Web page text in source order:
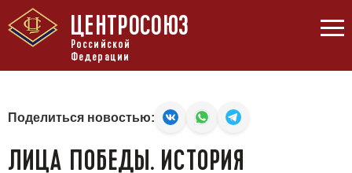
ЦЕНТРОСОЮЗ
Российской
Федерации
Поделиться новостью:
ЛИЦА ПОБЕДЫ. ИСТОРИЯ